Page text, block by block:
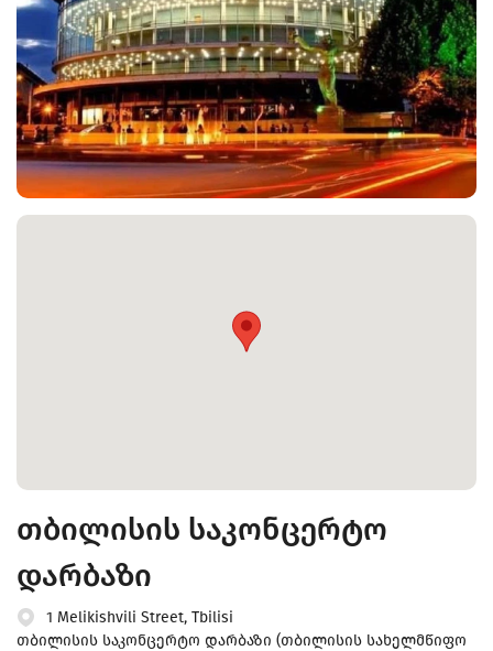
თბილისის საკონცერტო
დარბაზი
1 Melikishvili Street, Tbilisi
თბილისის საკონცერტო დარბაზი (თბილისის სახელმწიფო